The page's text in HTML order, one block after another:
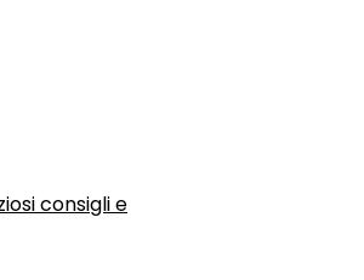
consigli e